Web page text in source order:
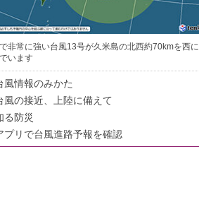
非常に強い台風13号が久米島の北西約70kmを西に
います
風情報のみかた
風の接近、上陸に備えて
る防災
プリで台風進路予報を確認